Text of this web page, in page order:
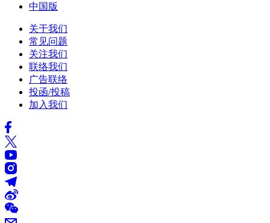
中国版
关于我们
常见问题
关注我们
联络我们
广告联络
投函/投稿
加入我们